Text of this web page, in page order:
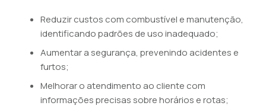
Reduzir custos com combustível e manutenção,
identificando padrões de uso inadequado;
Aumentar a segurança, prevenindo acidentes e
furtos;
Melhorar o atendimento ao cliente com
informações precisas sobre horários e rotas;